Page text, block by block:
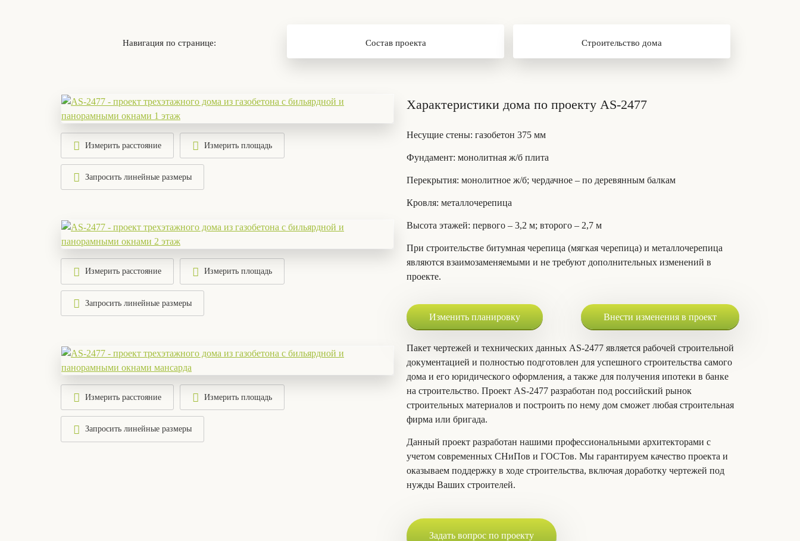
Навигация по странице: Состав проекта Строительство дома
Измерить расстояние Измерить площадь
Запросить линейные размеры
Измерить расстояние Измерить площадь
Запросить линейные размеры
Измерить расстояние Измерить площадь
Запросить линейные размеры
Характеристики дома по проекту AS-2477
Несущие стены: газобетон 375 мм
Фундамент: монолитная ж/б плита
Перекрытия: монолитное ж/б; чердачное – по деревянным балкам
Кровля: металлочерепица
Высота этажей: первого – 3,2 м; второго – 2,7 м
При строительстве битумная черепица (мягкая черепица) и металлочерепица
являются взаимозаменяемыми и не требуют дополнительных изменений в
проекте.
Изменить планировку Внести изменения в проект
Пакет чертежей и технических данных AS-2477 является рабочей строительной
документацией и полностью подготовлен для успешного строительства самого
дома и его юридического оформления, а также для получения ипотеки в банке
на строительство. Проект AS-2477 разработан под российский рынок
строительных материалов и построить по нему дом сможет любая строительная
фирма или бригада.
Данный проект разработан нашими профессиональными архитекторами с
учетом современных СНиПов и ГОСТов. Мы гарантируем качество проекта и
оказываем поддержку в ходе строительства, включая доработку чертежей под
нужды Ваших строителей.
Задать вопрос по проекту